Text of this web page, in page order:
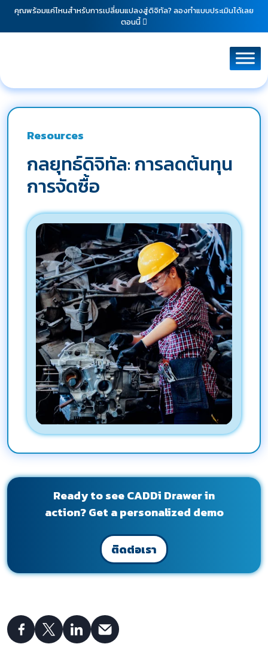
คุณพร้อมแค่ไหนสำหรับการเปลี่ยนแปลงสู่ดิจิทัล? ลองทำแบบประเมินได้เลย
ตอนนี้
Resources
กลยุทธ์ดิจิทัล: การลดต้นทุน
การจัดซื้อ
Ready to see CADDi Drawer in
action? Get a personalized demo
ติดต่อเรา